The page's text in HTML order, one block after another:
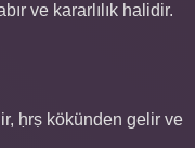
ve kararlılık halidir.